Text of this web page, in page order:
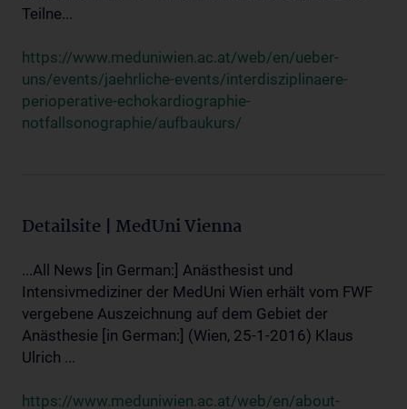
Teilne...
https://www.meduniwien.ac.at/web/en/ueber-
uns/events/jaehrliche-events/interdisziplinaere-
perioperative-echokardiographie-
notfallsonographie/aufbaukurs/
Detailsite | MedUni Vienna
...All News [in German:] Anästhesist und
Intensivmediziner der MedUni Wien erhält vom FWF
vergebene Auszeichnung auf dem Gebiet der
Anästhesie [in German:] (Wien, 25-1-2016) Klaus
Ulrich ...
https://www.meduniwien.ac.at/web/en/about-